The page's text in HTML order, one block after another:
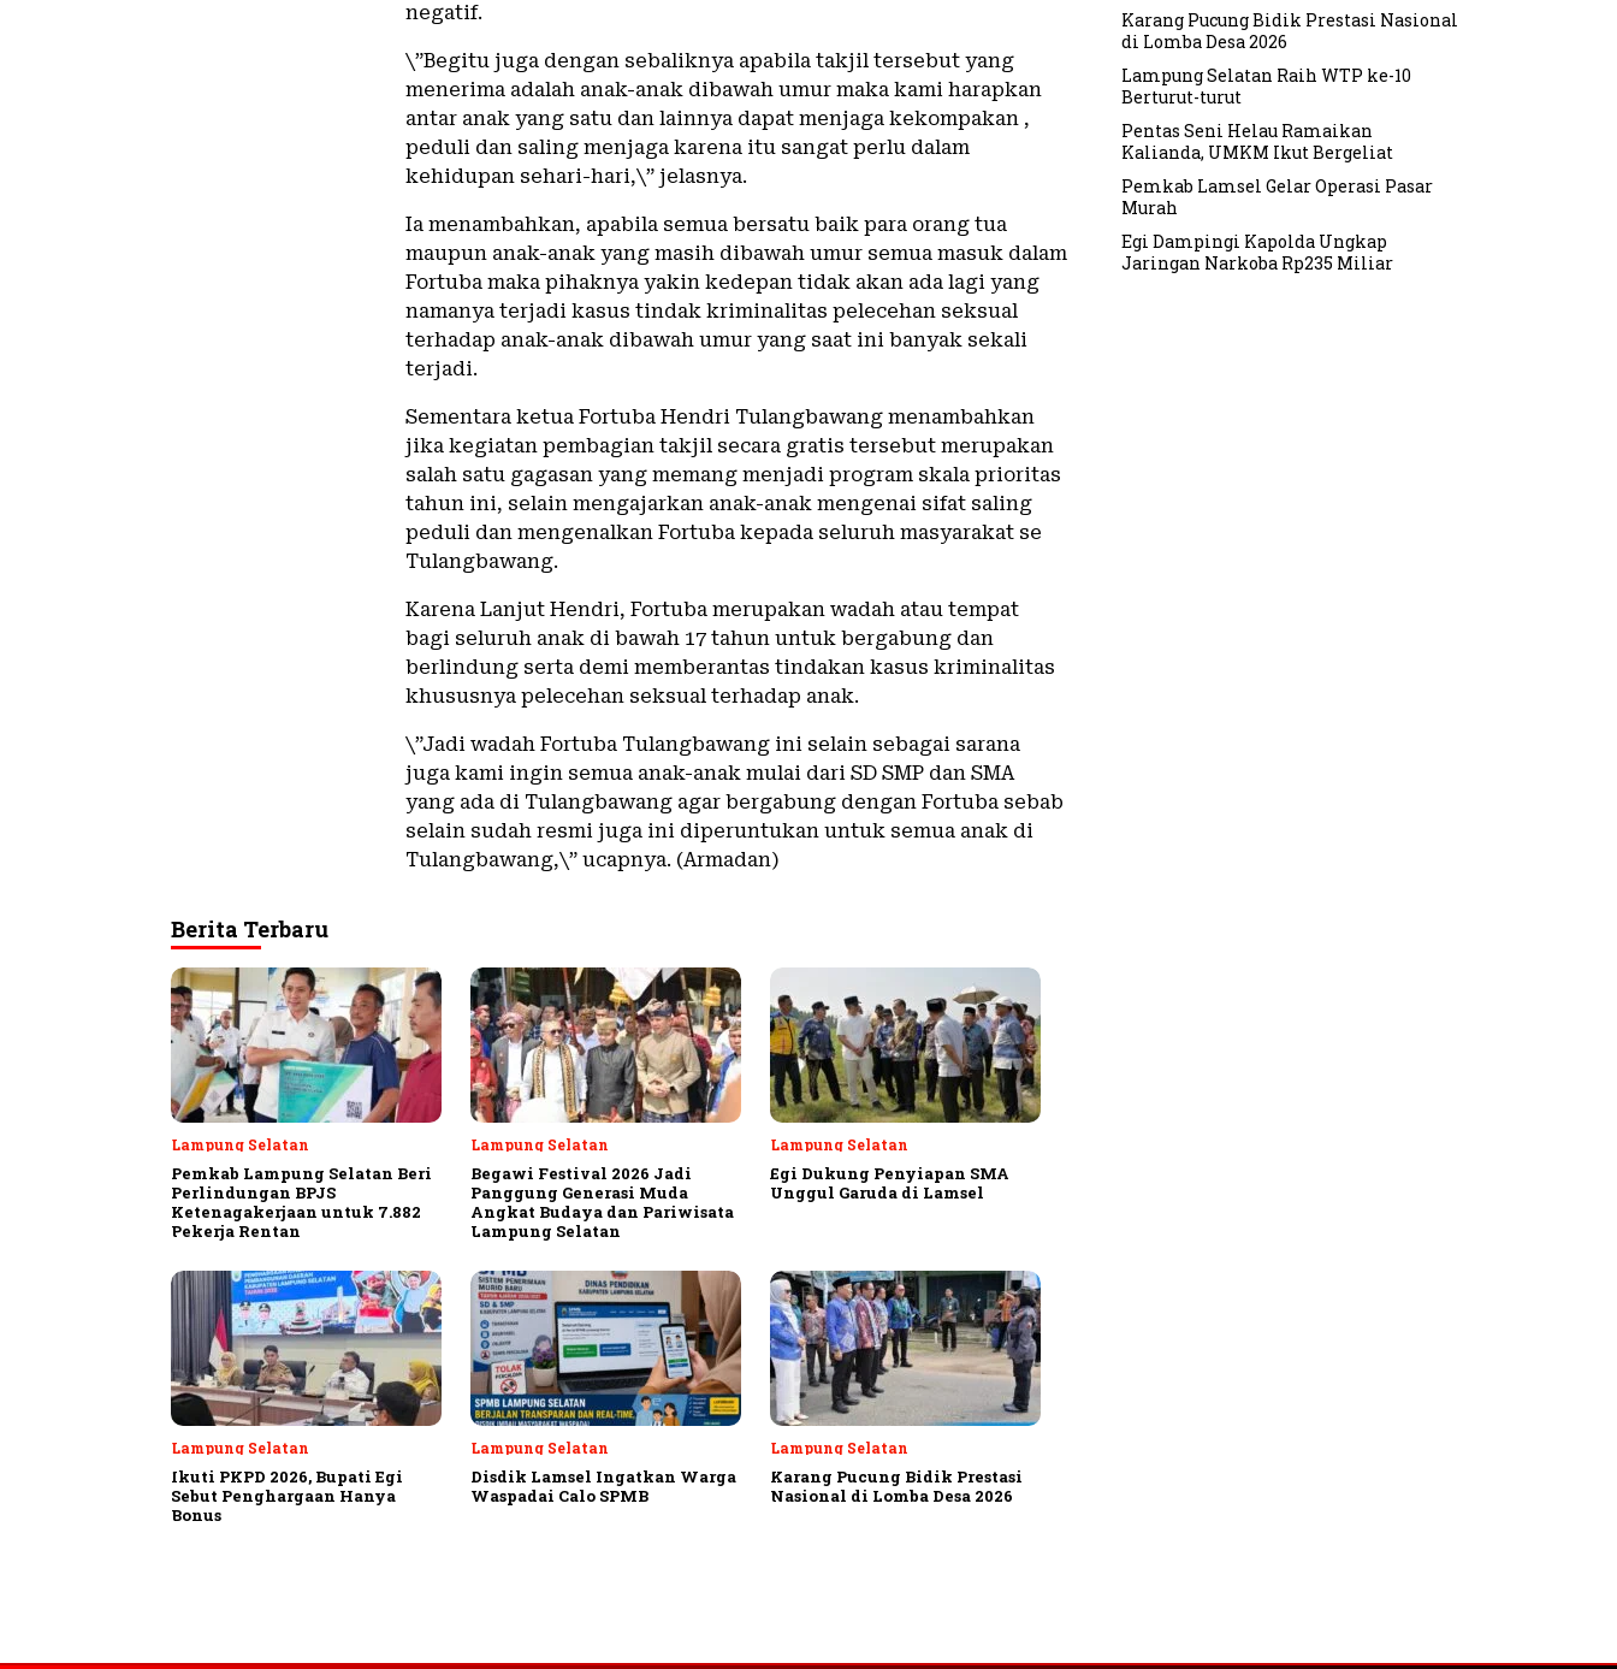
negatif.
\”Begitu juga dengan sebaliknya apabila takjil tersebut yang
menerima adalah anak-anak dibawah umur maka kami harapkan
antar anak yang satu dan lainnya dapat menjaga kekompakan ,
peduli dan saling menjaga karena itu sangat perlu dalam
kehidupan sehari-hari,\” jelasnya.
Ia menambahkan, apabila semua bersatu baik para orang tua
maupun anak-anak yang masih dibawah umur semua masuk dalam
Fortuba maka pihaknya yakin kedepan tidak akan ada lagi yang
namanya terjadi kasus tindak kriminalitas pelecehan seksual
terhadap anak-anak dibawah umur yang saat ini banyak sekali
terjadi.
Sementara ketua Fortuba Hendri Tulangbawang menambahkan
jika kegiatan pembagian takjil secara gratis tersebut merupakan
salah satu gagasan yang memang menjadi program skala prioritas
tahun ini, selain mengajarkan anak-anak mengenai sifat saling
peduli dan mengenalkan Fortuba kepada seluruh masyarakat se
Tulangbawang.
Karena Lanjut Hendri, Fortuba merupakan wadah atau tempat
bagi seluruh anak di bawah 17 tahun untuk bergabung dan
berlindung serta demi memberantas tindakan kasus kriminalitas
khususnya pelecehan seksual terhadap anak.
\”Jadi wadah Fortuba Tulangbawang ini selain sebagai sarana
juga kami ingin semua anak-anak mulai dari SD SMP dan SMA
yang ada di Tulangbawang agar bergabung dengan Fortuba sebab
selain sudah resmi juga ini diperuntukan untuk semua anak di
Tulangbawang,\” ucapnya. (Armadan)
Berita Terbaru
Lampung Selatan
Pemkab Lampung Selatan Beri
Perlindungan BPJS
Ketenagakerjaan untuk 7.882
Pekerja Rentan
Lampung Selatan
Begawi Festival 2026 Jadi
Panggung Generasi Muda
Angkat Budaya dan Pariwisata
Lampung Selatan
Lampung Selatan
Egi Dukung Penyiapan SMA
Unggul Garuda di Lamsel
Lampung Selatan
Ikuti PKPD 2026, Bupati Egi
Sebut Penghargaan Hanya
Bonus
Lampung Selatan
Disdik Lamsel Ingatkan Warga
Waspadai Calo SPMB
Lampung Selatan
Karang Pucung Bidik Prestasi
Nasional di Lomba Desa 2026
Karang Pucung Bidik Prestasi Nasional
di Lomba Desa 2026
Lampung Selatan Raih WTP ke-10
Berturut-turut
Pentas Seni Helau Ramaikan
Kalianda, UMKM Ikut Bergeliat
Pemkab Lamsel Gelar Operasi Pasar
Murah
Egi Dampingi Kapolda Ungkap
Jaringan Narkoba Rp235 Miliar